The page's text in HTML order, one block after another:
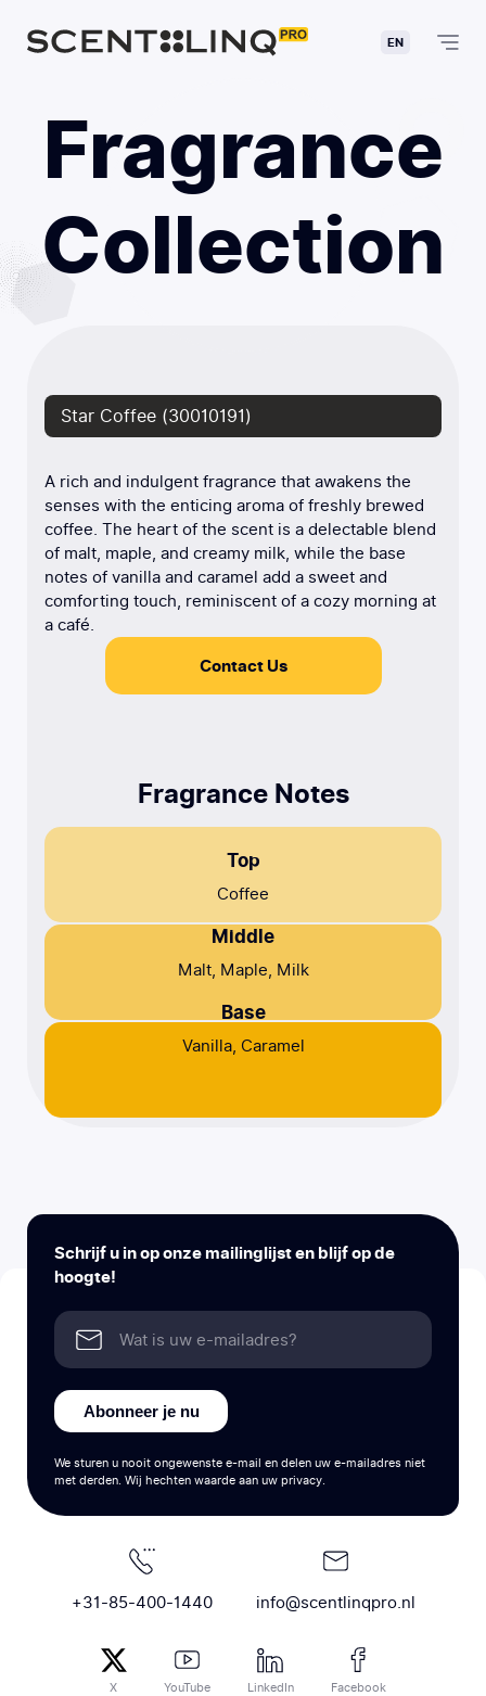
EN
Fragrance
Collection
Star Coffee (30010191)
A rich and indulgent fragrance that awakens the
senses with the enticing aroma of freshly brewed
coffee. The heart of the scent is a delectable blend
of malt, maple, and creamy milk, while the base
notes of vanilla and caramel add a sweet and
comforting touch, reminiscent of a cozy morning at
a café.
Contact Us
Fragrance Notes
Top
Coffee
Middle
Malt, Maple, Milk
Base
Vanilla, Caramel
Schrijf u in op onze mailinglijst en blijf op de
hoogte!
Abonneer je nu
We sturen u nooit ongewenste e-mail en delen uw e-mailadres niet
met derden. Wij hechten waarde aan uw privacy.
+31-85-400-1440 info@scentlinqpro.nl
X YouTube LinkedIn Facebook